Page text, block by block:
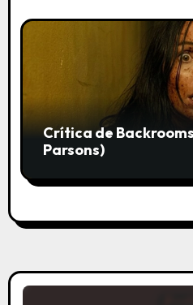
Crítica de
Parsons)